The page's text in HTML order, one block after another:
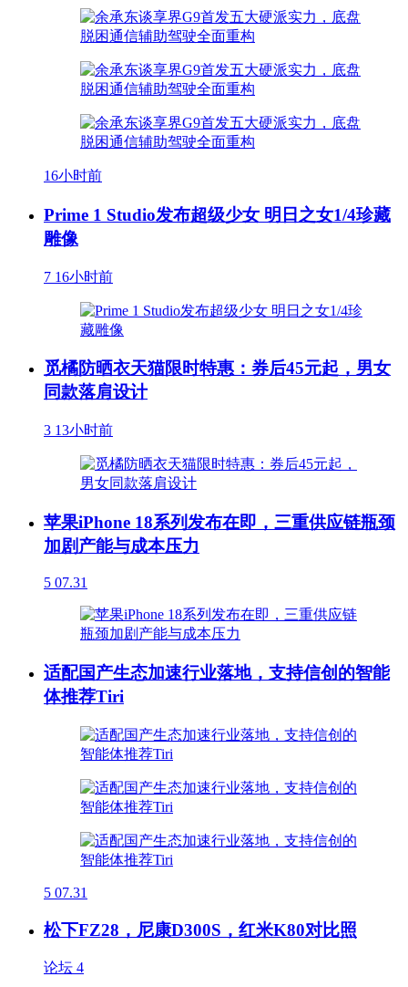
16小时前
Prime 1 Studio发布超级少女 明日之女1/4珍藏
雕像
7 16小时前
觅橘防晒衣天猫限时特惠：券后45元起，男女
同款落肩设计
3 13小时前
苹果iPhone 18系列发布在即，三重供应链瓶颈
加剧产能与成本压力
5 07.31
适配国产生态加速行业落地，支持信创的智能
体推荐Tiri
5 07.31
松下FZ28，尼康D300S，红米K80对比照
论坛 4